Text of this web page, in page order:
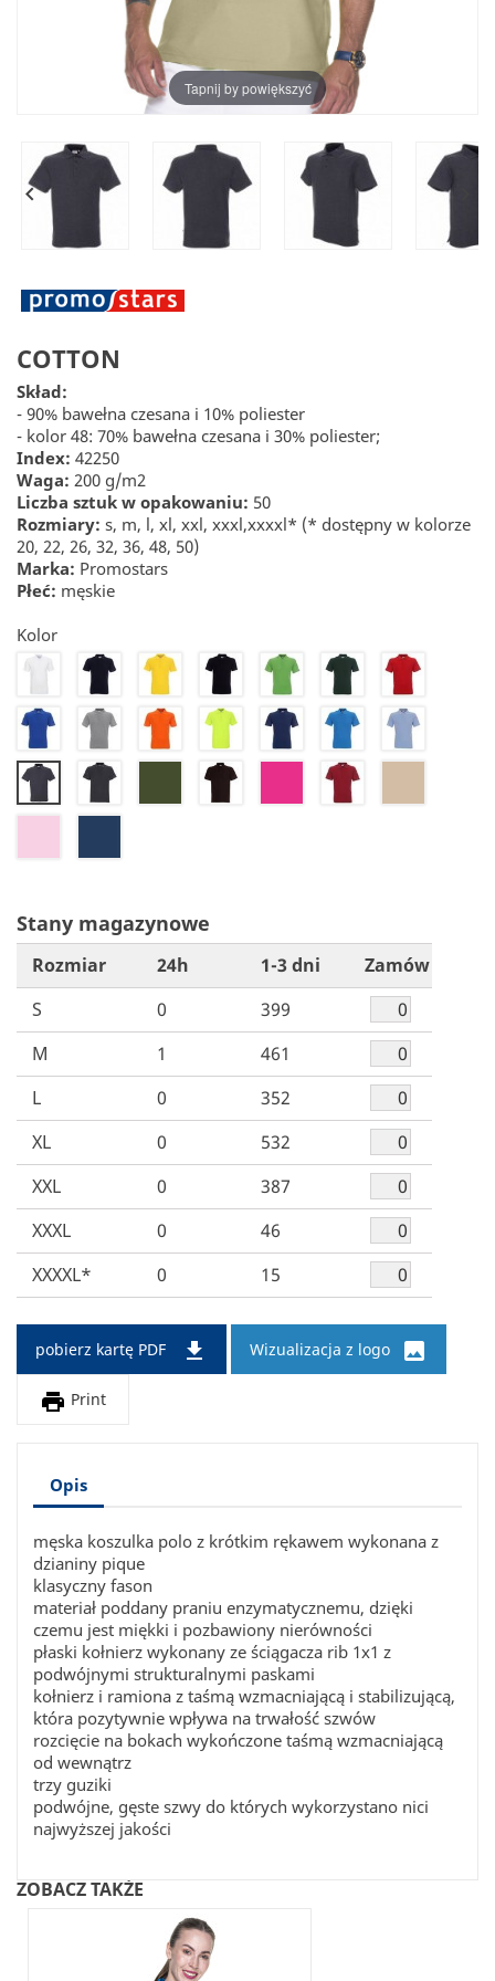
Tapnij by powiększyć
 
COTTON
Skład:
- 90% bawełna czesana i 10% poliester
- kolor 48: 70% bawełna czesana i 30% poliester;
Index: 42250
Waga: 200 g/m2
Liczba sztuk w opakowaniu: 50
Rozmiary: s, m, l, xl, xxl, xxxl,xxxxl* (* dostępny w kolorze
20, 22, 26, 32, 36, 48, 50)
Marka: Promostars
Płeć: męskie
Kolor
20
22 24 26 27 28 30
32 34 36 41 42 44 46
48 50 61 72
Stany magazynowe
Rozmiar 24h 1-3 dni
Zamów
S
0
399
M
1
461
L
0
352
XL
0
532
XXL
0
387
XXXL
0
46
XXXXL*
0 15
pobierz kartę PDF  Wizualizacja z logo

 Print
Opis
męska koszulka polo z krótkim rękawem wykonana z
dzianiny pique
klasyczny fason
materiał poddany praniu enzymatycznemu, dzięki
czemu jest miękki i pozbawiony nierówności
płaski kołnierz wykonany ze ściągacza rib 1x1 z
podwójnymi strukturalnymi paskami
kołnierz i ramiona z taśmą wzmacniającą i stabilizującą,
która pozytywnie wpływa na trwałość szwów
rozcięcie na bokach wykończone taśmą wzmacniającą
od wewnątrz
trzy guziki
podwójne, gęste szwy do których wykorzystano nici
najwyższej jakości
ZOBACZ TAKŻE